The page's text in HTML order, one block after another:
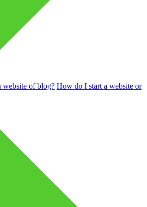
website of blog? How do I start a website or